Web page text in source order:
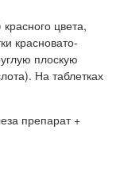
цвета,
красновато-
плоскую
На таблетках
препарат +